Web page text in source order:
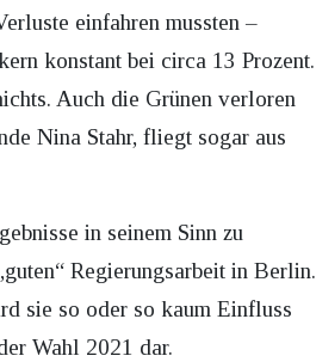
einfahren mussten –
konstant bei circa 13 Prozent.
Auch die Grünen verloren
Nina Stahr, fliegt sogar aus
in seinem Sinn zu
Regierungsarbeit in Berlin.
sie so oder so kaum Einfluss
Wahl 2021 dar.